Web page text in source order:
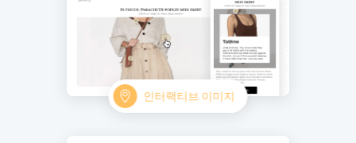
인터랙티브 이미지